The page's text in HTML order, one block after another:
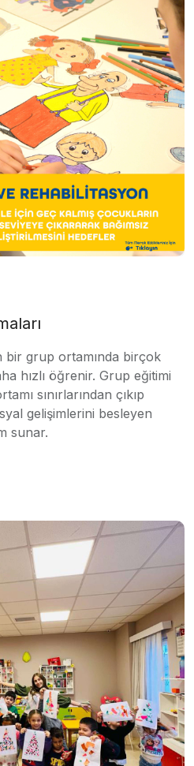
bir grup ortamında birçok
hızlı öğrenir. Grup eğitimi
sınırlarından çıkıp
gelişimlerini besleyen
sunar.